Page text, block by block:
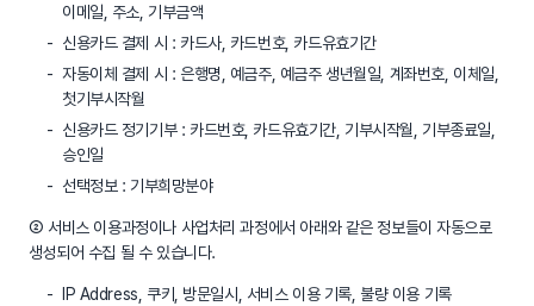
이메일, 주소, 기부금액
신용카드 결제 시 : 카드사, 카드번호, 카드유효기간
자동이체 결제 시 : 은행명, 예금주, 예금주 생년월일, 계좌번호, 이체일,
첫기부시작월
신용카드 정기기부 : 카드번호, 카드유효기간, 기부시작월, 기부종료일,
승인일
선택정보 : 기부희망분야
② 서비스 이용과정이나 사업처리 과정에서 아래와 같은 정보들이 자동으로
생성되어 수집 될 수 있습니다.
IP Address, 쿠키, 방문일시, 서비스 이용 기록, 불량 이용 기록